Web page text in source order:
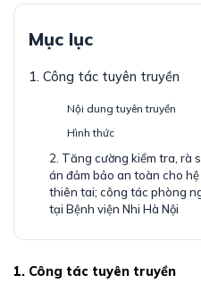
Mục lục
1. Công tác tuyên truyền
Nội dung tuyên truyền
Hình thức
2. Tăng cường kiểm tra, rà
án đảm bảo an toàn cho
thiên tai; công tác phòng
tại Bệnh viện Nhi Hà Nội
1. Công tác tuyên truyền